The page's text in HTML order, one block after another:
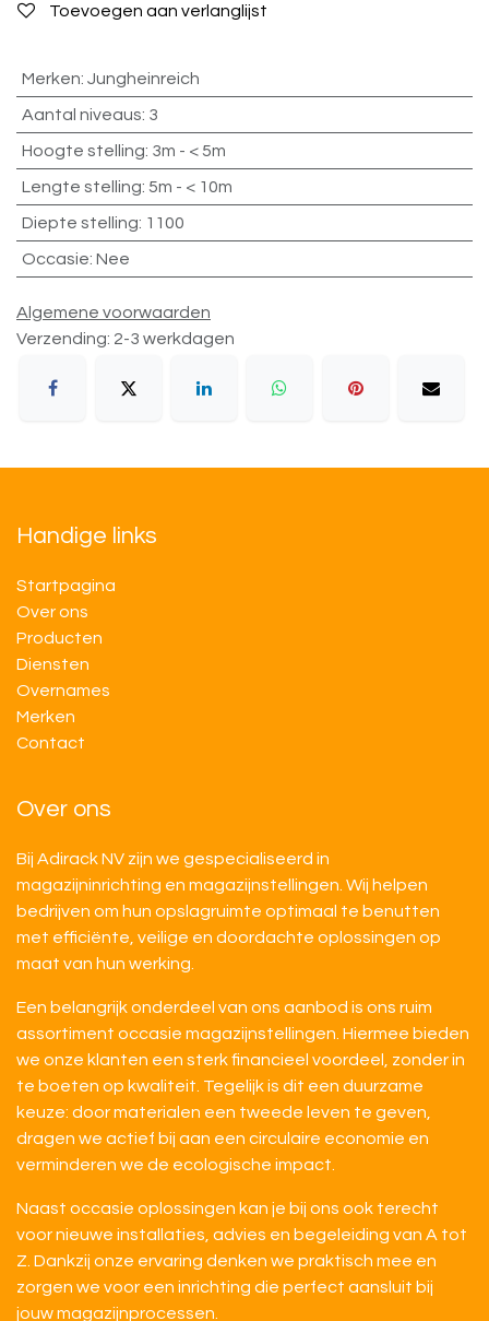
Toevoegen aan verlanglijst
Merken: Jungheinreich
Aantal niveaus: 3
Hoogte stelling: 3m - < 5m
Lengte stelling: 5m - < 10m
Diepte stelling: 1100
Occasie: Nee
Algemene voorwaarden
Verzending: 2-3 werkdagen
Handige links
Startpagina
Over ons
Producten
Diensten
Overnames
M​​erken
Contact
Over ons
Bij Adirack NV zijn we gespecialiseerd in
magazijninrichting en magazijnstellingen. Wij helpen
bedrijven om hun opslagruimte optimaal te benutten
met efficiënte, veilige en doordachte oplossingen op
maat van hun werking.
Een belangrijk onderdeel van ons aanbod is ons ruim
assortiment occasie magazijnstellingen. Hiermee bieden
we onze klanten een sterk financieel voordeel, zonder in
te boeten op kwaliteit. Tegelijk is dit een duurzame
keuze: door materialen een tweede leven te geven,
dragen we actief bij aan een circulaire economie en
verminderen we de ecologische impact.
Naast occasie oplossingen kan je bij ons ook terecht
voor nieuwe installaties, advies en begeleiding van A tot
Z. Dankzij onze ervaring denken we praktisch mee en
zorgen we voor een inrichting die perfect aansluit bij
jouw magazijnprocessen.